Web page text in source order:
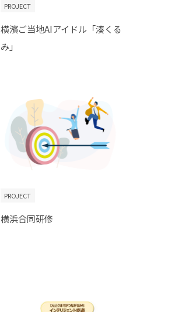
PROJECT
横濱ご当地AIアイドル「湊くる
み」
PROJECT
横浜合同研修